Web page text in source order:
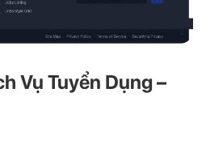
Vụ Tuyển Dụng –